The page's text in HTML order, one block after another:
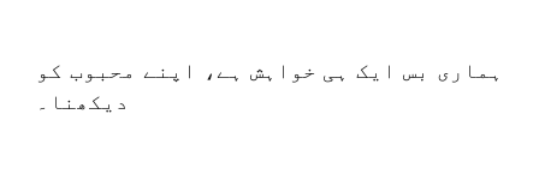
ہماری بس ایک ہی خواہش ہے، اپنے محبوب کو
دیکھنا۔